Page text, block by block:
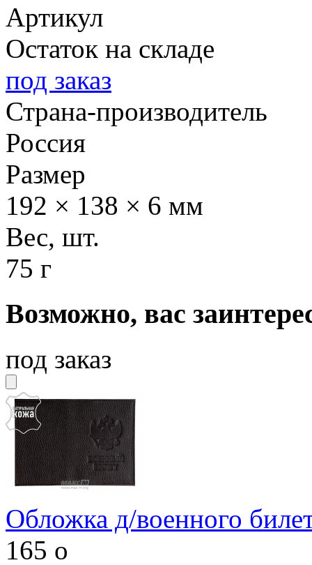
Артикул
Остаток на складе
под заказ
Страна-производитель
Россия
Размер
192 × 138 × 6 мм
Вес, шт.
75 г
Возможно, вас
под заказ
Обложка д/военного
165 o